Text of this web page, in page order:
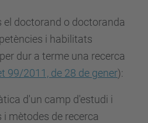
el doctorand o doctoranda
i habilitats
dur a terme una recerca
99/2011, de 28 de gener):
d'un camp d'estudi i
mètodes de recerca